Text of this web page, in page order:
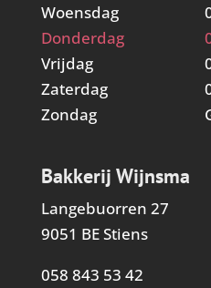
Woensdag
Donderdag
Vrijdag
Zaterdag
Zondag
Bakkerij Wijnsma
Langebuorren 27
9051 BE Stiens
058 843 53 42